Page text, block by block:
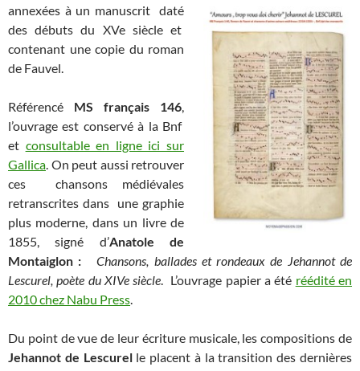
annexées à un manuscrit daté
des débuts du XVe siècle et
contenant une copie du roman
de Fauvel.
Référencé MS français 146,
l’ouvrage est conservé à la Bnf
et consultable en ligne ici sur
Gallica. On peut aussi retrouver
ces chansons médiévales
retranscrites dans une graphie
plus moderne, dans un livre de
1855, signé d’Anatole de
Montaiglon :
Chansons, ballades et rondeaux de Jehannot de
Lescurel, poète du XIVe siècle. L’ouvrage papier a été réédité en
2010 chez Nabu Press.
Du point de vue de leur écriture musicale, les compositions de
Jehannot de Lescurelle placent à la transition des dernières